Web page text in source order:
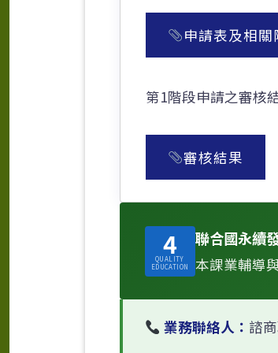
申請表及相關
第1階段申請之審核
審核結果
4
QUALITY
EDUCATION
聯合國永續
本課業輔導
業務聯絡人： 諮